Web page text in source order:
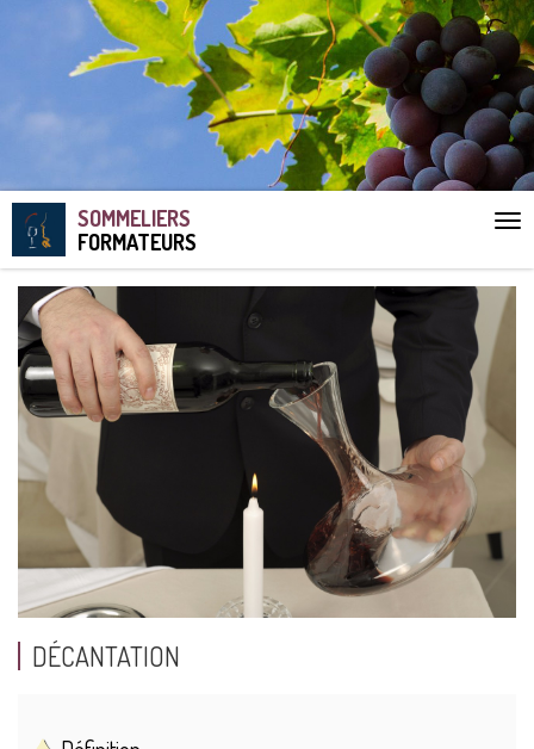
SOMMELIERS
FORMATEURS
DÉCANTATION